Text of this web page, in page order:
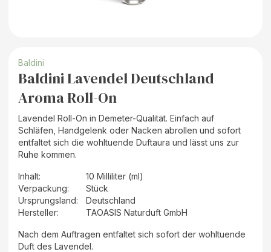
Baldini
Baldini Lavendel Deutschland
Aroma Roll-On
Lavendel Roll-On in Demeter-Qualität. Einfach auf
Schläfen, Handgelenk oder Nacken abrollen und sofort
entfaltet sich die wohltuende Duftaura und lässt uns zur
Ruhe kommen.
Inhalt:
10 Milliliter (ml)
Verpackung:
Stück
Ursprungsland:
Deutschland
Hersteller: TAOASIS Naturduft GmbH
Nach dem Auftragen entfaltet sich sofort der wohltuende
Duft des Lavendel.